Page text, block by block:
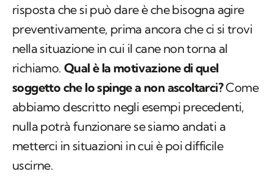
non è tornato, in realtà. Ovvero l'unica vera
risposta che si può dare è che bisogna agire
preventivamente, prima ancora che ci si trovi
nella situazione in cui il cane non torna al
richiamo.Qual è la motivazione di quel
soggetto che lo spinge a non ascoltarci?Come
abbiamo descritto negli esempi precedenti,
nulla potrà funzionare se siamo andati a
metterci in situazioni in cui è poi difficile